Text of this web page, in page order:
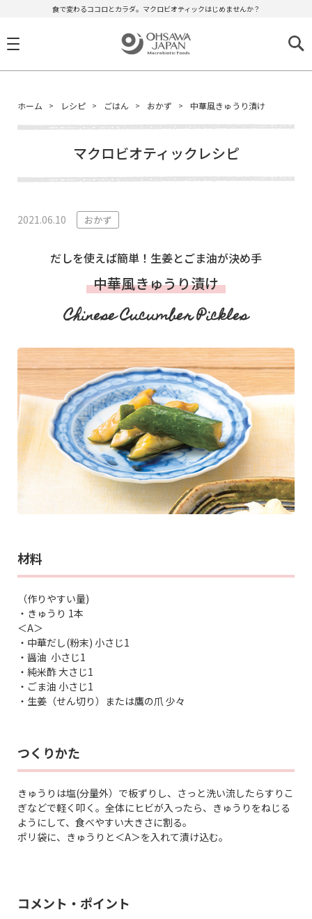
食で変わるココロとカラダ。マクロビオティックはじめませんか？
ホーム レシピ ごはん おかず 中華風きゅうり漬け
マクロビオティックレシピ
2021.06.10 おかず
だしを使えば簡単！生姜とごま油が決め手
中華風きゅうり漬け
Chinese Cucumber Pickles
材料
（作りやすい量)
・きゅうり 1本
＜A＞
・中華だし(粉末) 小さじ1
・醤油 小さじ1
・純米酢 大さじ1
・ごま油 小さじ1
・生姜（せん切り）または鷹の爪 少々
つくりかた
きゅうりは塩(分量外）で板ずりし、さっと洗い流したらすりこ
ぎなどで軽く叩く。全体にヒビが入ったら、きゅうりをねじる
ようにして、食べやすい大きさに割る。
ポリ袋に、きゅうりと＜A＞を入れて漬け込む。
コメント・ポイント